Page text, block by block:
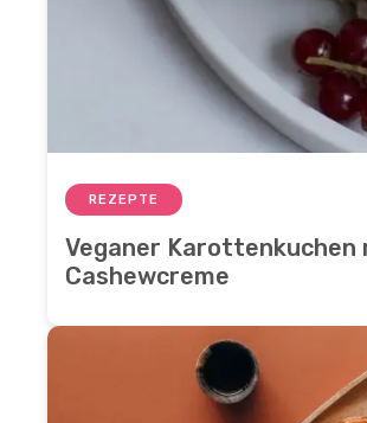
REZEPTE
Veganer Karottenkuchen
Cashewcreme